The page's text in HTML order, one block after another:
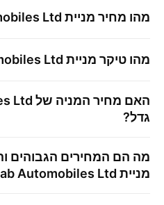
מהו מחיר מניית Ltd.
מהו טיקר מניית Ltd.
האם מחיר המניה של Ltd.
גדל?
מה הם המחירים הגבוהים
מניית Automobiles Ltd.